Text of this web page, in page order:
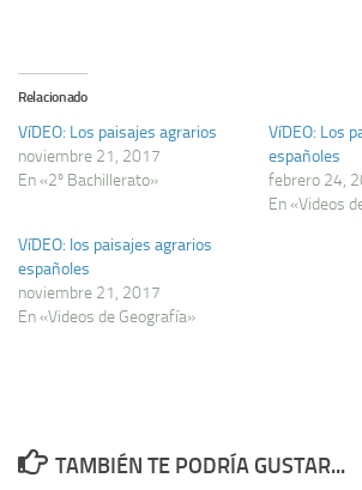
Relacionado
VíDEO: Los paisajes agrarios
noviembre 21, 2017
En «2º Bachillerato»
VíDEO: Los
españoles
febrero 24,
En «Videos
VíDEO: los paisajes agrarios
españoles
noviembre 21, 2017
En «Videos de Geografía»
TAMBIÉN TE PODRÍA GUSTAR...